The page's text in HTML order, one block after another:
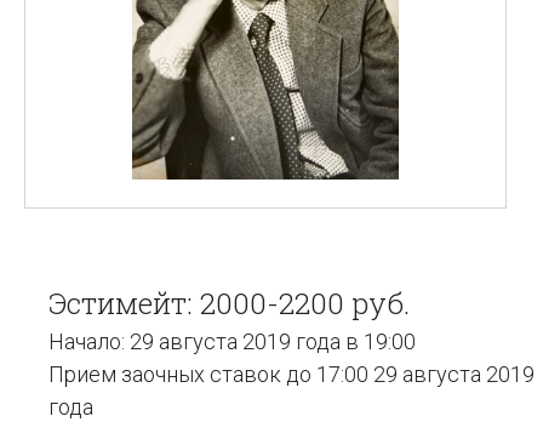
Эстимейт: 2000-2200 руб.
Начало: 29 августа 2019 года в 19:00
Прием заочных ставок до 17:00 29 августа 2019
года